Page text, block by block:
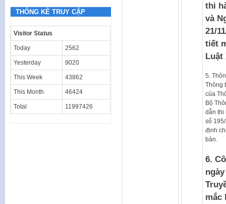
thi
và
21/
tiết
Luật
5.
Thông
của
Bộ
dẫn thi
số
định
bản.
6.
mắc
THỐNG KÊ TRUY CẬP
Visitor Status
Today 2562
Yesterday 9020
This Week 43862
This Month 46424
Total 11997426